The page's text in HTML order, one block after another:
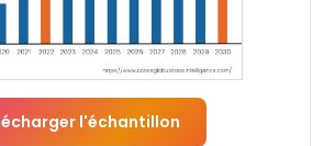
l'échantillon